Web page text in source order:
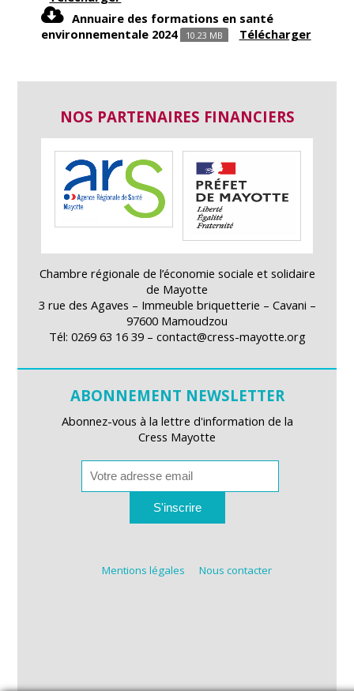
Annuaire des formations en santé
environnementale 2024 10.23 MB Télécharger
NOS PARTENAIRES FINANCIERS
Chambre régionale de l’économie sociale et solidaire
de Mayotte
3 rue des Agaves – Immeuble briquetterie – Cavani –
97600 Mamoudzou
Tél: 0269 63 16 39 – contact@cress-mayotte.org
ABONNEMENT NEWSLETTER
Abonnez-vous à la lettre d'information de la
Cress Mayotte
S'inscrire
Mentions légales Nous contacter